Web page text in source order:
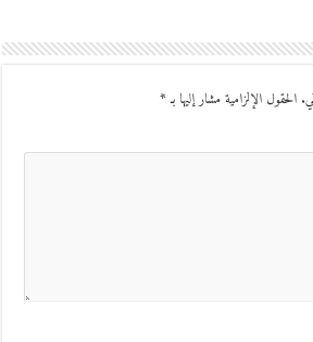
الإلزامية مشار إليها بـ*